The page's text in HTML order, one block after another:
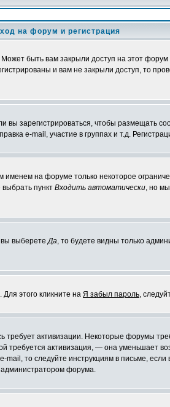
на форум и регистрация
быть вам закрыли доступ на этот
и вам не закрыли доступ, то
вы зарегистрироваться, чтобы размещать
e-mail, участие в группах и т.д.
именем на форуме только некоторое
пункт Входить автоматически, но мы
вы выберетеДа, то будете видны только
этого кликните на Я забыл пароль,
активизации. Некоторые форумы
требуется активизация, — она уменьшает
то следуйте инструкциям в письме,
администратором форума.